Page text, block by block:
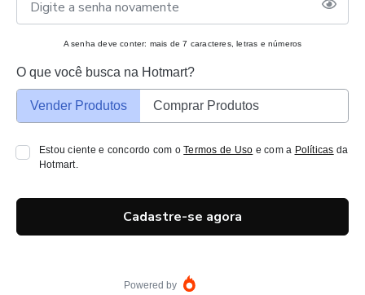
A senha deve conter: mais de 7 caracteres, letras e números
O que você busca na Hotmart?
Vender Produtos Comprar Produtos
Estou ciente e concordo com oTermos de Uso e com a Políticas da
Hotmart.
Cadastre-se agora
Powered by